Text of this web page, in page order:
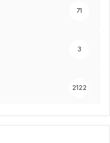
71
3
2122